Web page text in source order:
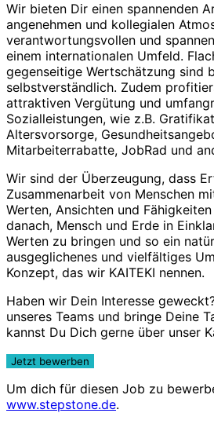
Wir bieten Dir einen spannenden
angenehmen und kollegialen
verantwortungsvollen und
einem internationalen Umfeld.
gegenseitige Wertschätzung sind
selbstverständlich. Zudem
attraktiven Vergütung und
Sozialleistungen, wie z.B.
Altersvorsorge,
Mitarbeiterrabatte, JobRad und
Wir sind der Überzeugung, dass
Zusammenarbeit von Menschen
Werten, Ansichten und
danach, Mensch und Erde in
Werten zu bringen und so ein
ausgeglichenes und vielfältiges
Konzept, das wir KAITEKI nennen.
Haben wir Dein Interesse
unseres Teams und bringe Deine
kannst Du Dich gerne über unser
Um dich für diesen Job zu
www.stepstone.de.